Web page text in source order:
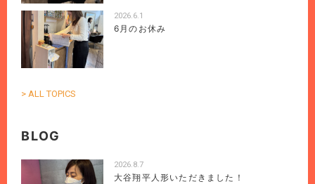
2026.6.1
6月のお休み
> ALL TOPICS
BLOG
2026.8.7
大谷翔平人形いただきました！